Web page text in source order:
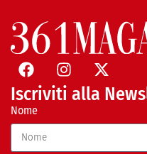
Iscriviti alla
Nome